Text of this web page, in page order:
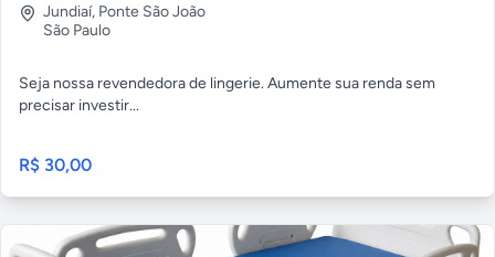
Jundiaí, Ponte São João
São Paulo
Seja nossa revendedora de lingerie. Aumente sua renda sem
precisar investir...
R$ 30,00